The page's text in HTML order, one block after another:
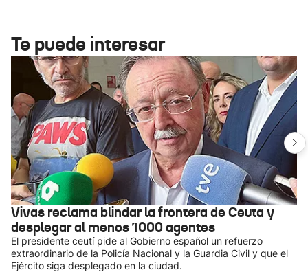
Te puede interesar
Vivas reclama blindar la frontera de Ceuta y
desplegar al menos 1000 agentes
El presidente ceutí pide al Gobierno español un refuerzo
extraordinario de la Policía Nacional y la Guardia Civil y que el
Ejército siga desplegado en la ciudad.